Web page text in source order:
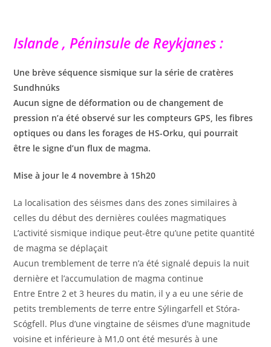
Islande , Péninsule de Reykjanes :
Une brève séquence sismique sur la série de cratères
Sundhnúks
Aucun signe de déformation ou de changement de
pression n’a été observé sur les compteurs GPS, les fibres
optiques ou dans les forages de HS-Orku, qui pourrait
être le signe d’un flux de magma.
Mise à jour le 4 novembre à 15h20
La localisation des séismes dans des zones similaires à
celles du début des dernières coulées magmatiques
L’activité sismique indique peut-être qu’une petite quantité
de magma se déplaçait
Aucun tremblement de terre n’a été signalé depuis la nuit
dernière et l’accumulation de magma continue
Entre Entre 2 et 3 heures du matin, il y a eu une série de
petits tremblements de terre entre Sýlingarfell et Stóra-
Scógfell. Plus d’une vingtaine de séismes d’une magnitude
voisine et inférieure à M1,0 ont été mesurés à une